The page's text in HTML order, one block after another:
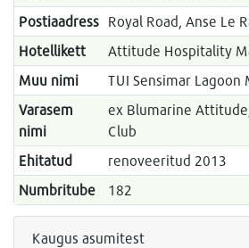
Postiaadress Royal Road, Anse Le
Hotellikett
Attitude Hospitality
Muu nimi
TUI Sensimar Lagoon
Varasem
nimi
ex Blumarine
Club
Ehitatud
renoveeritud 2013
Numbritube
182
Kaugus asumitest